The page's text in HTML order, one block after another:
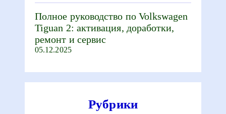
Полное руководство по Volkswagen
Tiguan 2: активация, доработки,
ремонт и сервис
05.12.2025
Рубрики